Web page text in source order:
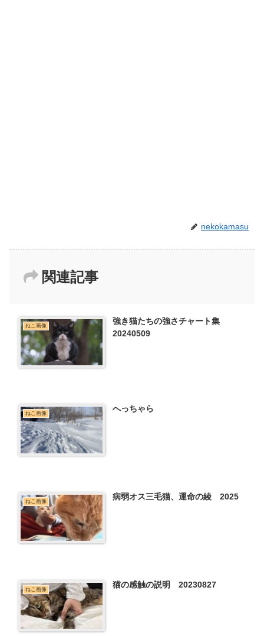
nekokamasu
関連記事
ねこ画像
強き猫たちの強さチャート集
20240509
ねこ画像 へっちゃら
ねこ画像 病弱オス三毛猫、運命の綾 2025
ねこ画像 猫の感触の説明 20230827